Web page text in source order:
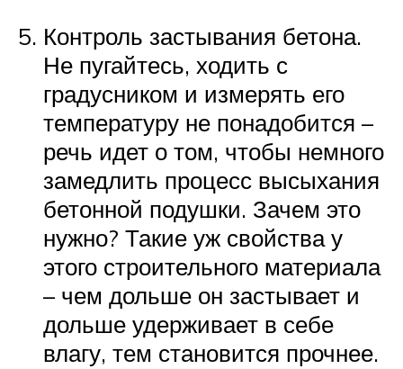
Контроль застывания бетона.
Не пугайтесь, ходить с
градусником и измерять его
температуру не понадобится –
речь идет о том, чтобы немного
замедлить процесс высыхания
бетонной подушки. Зачем это
нужно? Такие уж свойства у
этого строительного материала
– чем дольше он застывает и
дольше удерживает в себе
влагу, тем становится прочнее.